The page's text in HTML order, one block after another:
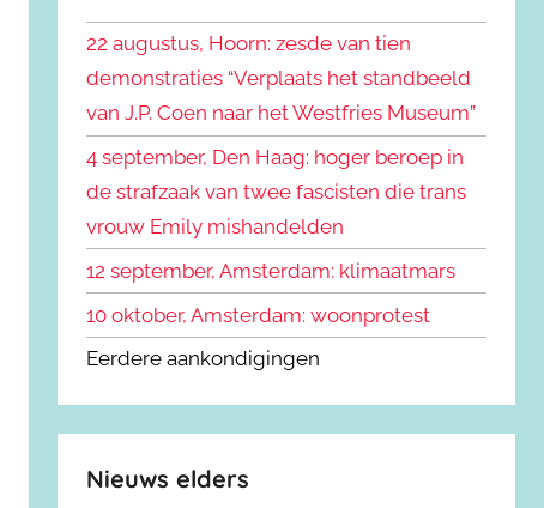
n
a
a
r
:
n
22 augustus, Hoorn: zesde van tien
demonstraties “Verplaats het standbeeld
van J.P. Coen naar het Westfries Museum”
4 september, Den Haag: hoger beroep in
de strafzaak van twee fascisten die trans
vrouw Emily mishandelden
12 september, Amsterdam: klimaatmars
10 oktober, Amsterdam: woonprotest
Eerdere aankondigingen
Nieuws elders